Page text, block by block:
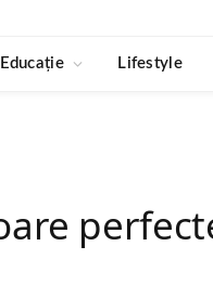
Educație Lifestyle